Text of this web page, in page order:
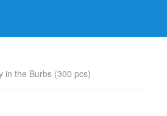
in the Burbs (300 pcs)